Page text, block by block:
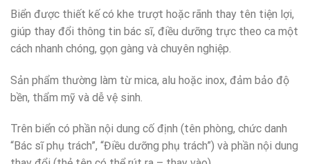
Biển được thiết kế có khe trượt hoặc rãnh thay tên tiện lợi,
giúp thay đổi thông tin bác sĩ, điều dưỡng trực theo ca một
cách nhanh chóng, gọn gàng và chuyên nghiệp.
Sản phẩm thường làm từ mica, alu hoặc inox, đảm bảo độ
bền, thẩm mỹ và dễ vệ sinh.
Trên biển có phần nội dung cố định (tên phòng, chức danh
“Bác sĩ phụ trách”, “Điều dưỡng phụ trách”) và phần nội dung